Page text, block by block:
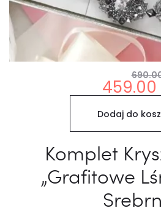
690.00
459.00
459.00
Dodaj do
Komplet
„Grafitowe